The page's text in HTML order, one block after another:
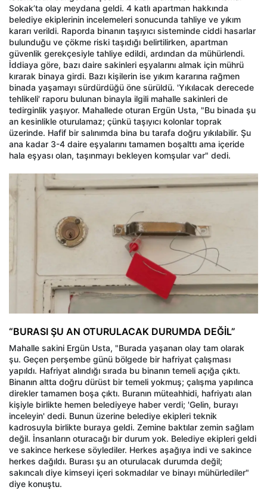
Sokak’ta olay meydana geldi. 4 katlı apartman hakkında
belediye ekiplerinin incelemeleri sonucunda tahliye ve yıkım
kararı verildi. Raporda binanın taşıyıcı sisteminde ciddi hasarlar
bulunduğu ve çökme riski taşıdığı belirtilirken, apartman
güvenlik gerekçesiyle tahliye edildi, ardından da mühürlendi.
İddiaya göre, bazı daire sakinleri eşyalarını almak için mührü
kırarak binaya girdi. Bazı kişilerin ise yıkım kararına rağmen
binada yaşamayı sürdürdüğü öne sürüldü. 'Yıkılacak derecede
tehlikeli' raporu bulunan binayla ilgili mahalle sakinleri de
tedirginlik yaşıyor. Mahallede oturan Ergün Usta, "Bu binada şu
an kesinlikle oturulamaz; çünkü taşıyıcı kolonlar toprak
üzerinde. Hafif bir salınımda bina bu tarafa doğru yıkılabilir. Şu
ana kadar 3-4 daire eşyalarını tamamen boşalttı ama içeride
hala eşyası olan, taşınmayı bekleyen komşular var" dedi.
“BURASI ŞU AN OTURULACAK DURUMDA DEĞİL”
Mahalle sakini Ergün Usta, "Burada yaşanan olay tam olarak
şu. Geçen perşembe günü bölgede bir hafriyat çalışması
yapıldı. Hafriyat alındığı sırada bu binanın temeli açığa çıktı.
Binanın altta doğru dürüst bir temeli yokmuş; çalışma yapılınca
direkler tamamen boşa çıktı. Buranın müteahhidi, hafriyatı alan
kişiyle birlikte hemen belediyeye haber verdi; 'Gelin, burayı
inceleyin' dedi. Bunun üzerine belediye ekipleri teknik
kadrosuyla birlikte buraya geldi. Zemine baktılar zemin sağlam
değil. İnsanların oturacağı bir durum yok. Belediye ekipleri geldi
ve sakince herkese söylediler. Herkes aşağıya indi ve sakince
herkes dağıldı. Burası şu an oturulacak durumda değil;
sakıncalı diye kimseyi içeri sokmadılar ve binayı mühürlediler"
diye konuştu.